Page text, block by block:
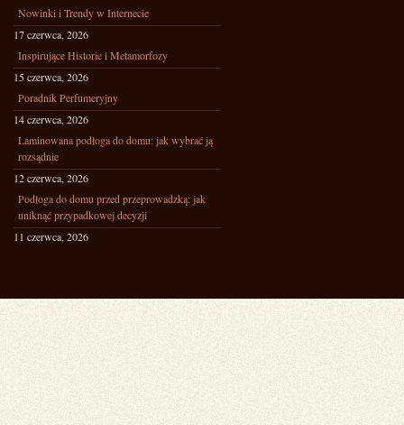
Nowinki i Trendy w Internecie
17 czerwca, 2026
Inspirujące Historie i Metamorfozy
15 czerwca, 2026
Poradnik Perfumeryjny
14 czerwca, 2026
Laminowana podłoga do domu: jak wybrać ją
rozsądnie
12 czerwca, 2026
Podłoga do domu przed przeprowadzką: jak
uniknąć przypadkowej decyzji
11 czerwca, 2026